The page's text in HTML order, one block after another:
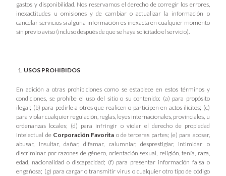
gastos y disponibilidad. Nos reservamos el derecho de corregir los errores,
inexactitudes u omisiones y de cambiar o actualizar la información o
cancelar servicios si alguna información es inexacta en cualquier momento
sin previo aviso (incluso después de que se haya solicitado el servicio).
USOS PROHIBIDOS
En adición a otras prohibiciones como se establece en estos términos y
condiciones, se prohíbe el uso del sitio o su contenido: (a) para propósito
ilegal; (b) para pedirle a otros que realicen o participen en actos ilícitos; (c)
para violar cualquier regulación, reglas, leyes internacionales, provinciales, u
ordenanzas locales; (d) para infringir o violar el derecho de propiedad
intelectual de Corporación Favorita o de terceras partes; (e) para acosar,
abusar, insultar, dañar, difamar, calumniar, desprestigiar, intimidar o
discriminar por razones de género, orientación sexual, religión, tenía, raza,
edad, nacionalidad o discapacidad; (f) para presentar información falsa o
engañosa; (g) para cargar o transmitir virus o cualquier otro tipo de código